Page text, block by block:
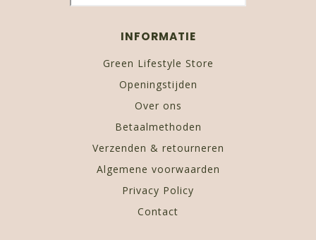
INFORMATIE
Green Lifestyle Store
Openingstijden
Over ons
Betaalmethoden
Verzenden & retourneren
Algemene voorwaarden
Privacy Policy
Contact